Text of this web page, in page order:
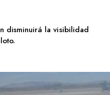
disminuirá la visibilidad